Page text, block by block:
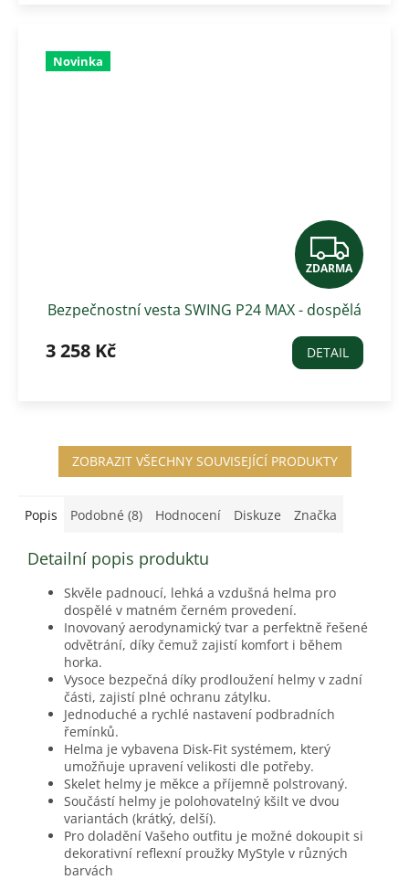
Novinka
Z
D
A
R
A
ZDARMA
Bezpečnostní vesta SWING P24 MAX - dospělá
3 258 Kč DETAIL
ZOBRAZIT VŠECHNY SOUVISEJÍCÍ PRODUKTY
Popis Podobné (8) Hodnocení Diskuze Značka
Detailní popis produktu
Skvěle padnoucí, lehká a vzdušná helma pro
dospělé v matném černém provedení.
Inovovaný aerodynamický tvar a perfektně řešené
odvětrání, díky čemuž zajistí komfort i během
horka.
Vysoce bezpečná díky prodloužení helmy v zadní
části, zajistí plné ochranu zátylku.
Jednoduché a rychlé nastavení podbradních
řemínků.
Helma je vybavena Disk-Fit systémem, který
umožňuje upravení velikosti dle potřeby.
Skelet helmy je měkce a příjemně polstrovaný.
Součástí helmy je polohovatelný kšilt ve dvou
variantách (krátký, delší).
Pro doladění Vašeho outfitu je možné dokoupit si
dekorativní reflexní proužky MyStyle v různých
barvách